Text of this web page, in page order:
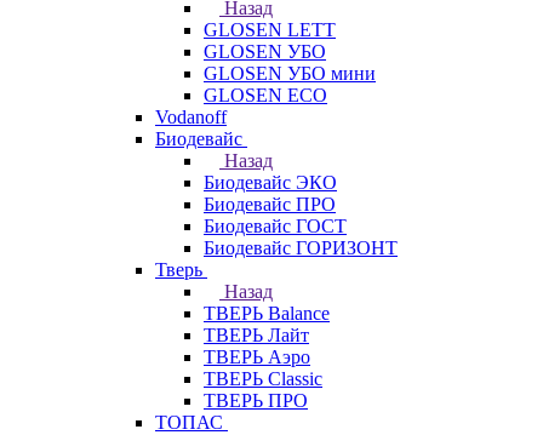
Назад
GLOSEN LETT
GLOSEN УБО
GLOSEN УБО мини
GLOSEN ECO
Vodanoff
Биодевайс
Назад
Биодевайс ЭКО
Биодевайс ПРО
Биодевайс ГОСТ
Биодевайс ГОРИЗОНТ
Тверь
Назад
ТВЕРЬ Balance
ТВЕРЬ Лайт
ТВЕРЬ Аэро
ТВЕРЬ Classic
ТВЕРЬ ПРО
ТОПАС